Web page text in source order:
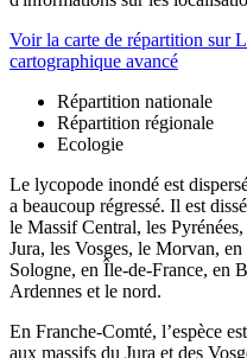
Voir la carte de répartition sur
cartographique avancé
Répartition nationale
Répartition régionale
Ecologie
Le lycopode inondé est
a beaucoup régressé. Il est
le Massif Central, les
Jura, les Vosges, le Morvan,
Sologne, en Île-de-France, en
Ardennes et le nord.
En Franche-Comté, l’espèce
aux massifs du Jura et des